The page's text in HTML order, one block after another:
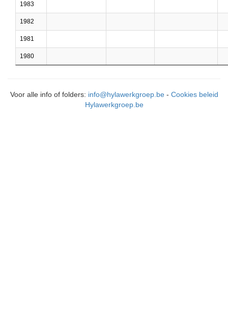
1983
1982
1981
1980
Voor alle info of folders: info@hylawerkgroep.be- Cookies beleid
Hylawerkgroep.be